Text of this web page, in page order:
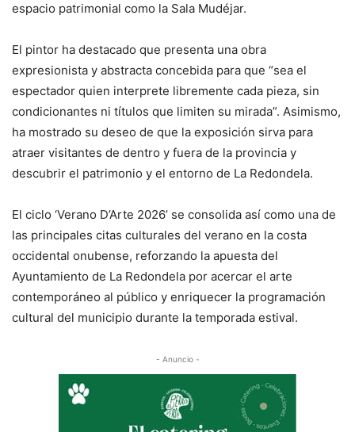
espacio patrimonial como la Sala Mudéjar.
El pintor ha destacado que presenta una obra
expresionista y abstracta concebida para que “sea el
espectador quien interprete libremente cada pieza, sin
condicionantes ni títulos que limiten su mirada”. Asimismo,
ha mostrado su deseo de que la exposición sirva para
atraer visitantes de dentro y fuera de la provincia y
descubrir el patrimonio y el entorno de La Redondela.
El ciclo ‘Verano D’Arte 2026’ se consolida así como una de
las principales citas culturales del verano en la costa
occidental onubense, reforzando la apuesta del
Ayuntamiento de La Redondela por acercar el arte
contemporáneo al público y enriquecer la programación
cultural del municipio durante la temporada estival.
- Anuncio -